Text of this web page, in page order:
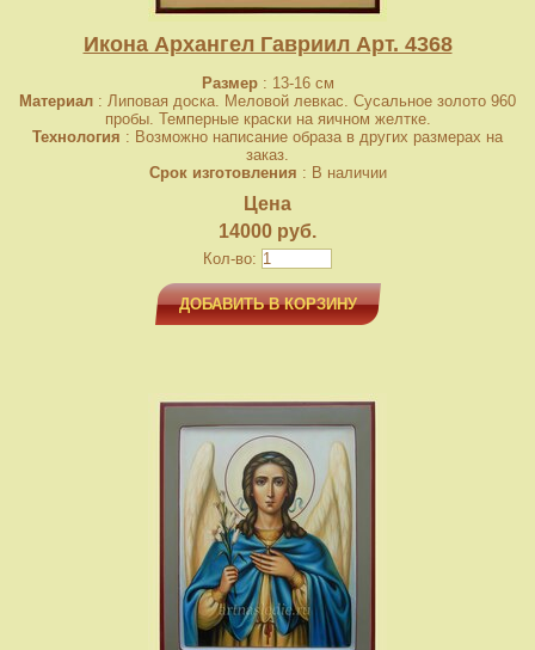
Икона Архангел Гавриил Арт. 4368
Размер: 13-16 см
Материал : Липовая доска. Меловой левкас. Сусальное золото 960
пробы. Темперные краски на яичном желтке.
Технология : Возможно написание образа в других размерах на
заказ.
Срок изготовления : В наличии
Цена
14000 руб.
Кол-во:
ДОБАВИТЬ В КОРЗИНУ